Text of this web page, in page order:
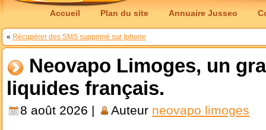
Accueil Plan du site Annuaire Jusseo
« Récupérer des SMS supprimé sur Iphone
Neovapo Limoges, un
liquides français.
8 août 2026 | Auteur neovapo limoges